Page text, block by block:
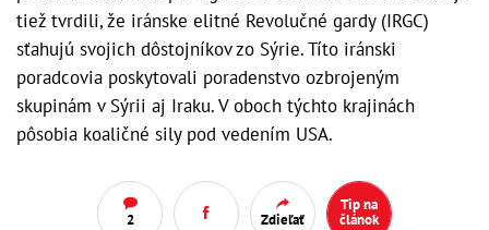
tiež tvrdili, že iránske elitné Revolučné gardy (IRGC)
sťahujú svojich dôstojníkov zo Sýrie. Títo iránski
poradcovia poskytovali poradenstvo ozbrojeným
skupinám v Sýrii aj Iraku. V oboch týchto krajinách
pôsobia koaličné sily pod vedením USA.
2 Zdieľať
Tip na
článok